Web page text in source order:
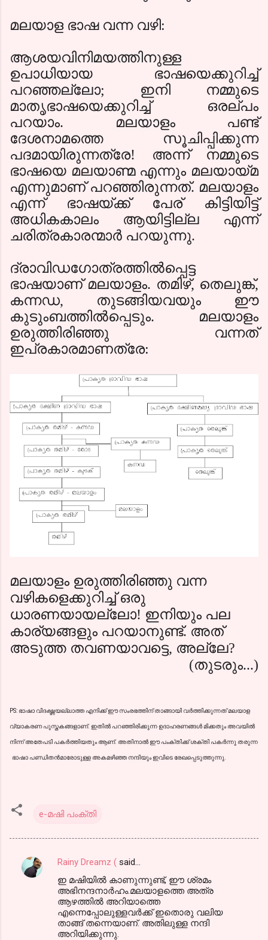
മലയാള ഭാഷ വന്ന വഴി:
ആശയവിനിമയത്തിനുള്ള
ഉപാധിയായ ഭാഷയെക്കുറിച്ച്
പറഞ്ഞല്ലോ; ഇനി നമ്മുടെ
മാതൃഭാഷയെക്കുറിച്ച് ഒരല്പം
പറയാം. മലയാളം പണ്ട്
ദേശനാമത്തെ സൂചിപ്പിക്കുന്ന
പദമായിരുന്നത്രേ! അന്ന് നമ്മുടെ
ഭാഷയെ മലയാണ്മ എന്നും മലയായ്മ
എന്നുമാണ് പറഞ്ഞിരുന്നത്. മലയാളം
എന്ന്‍ ഭാഷയ്ക്ക് പേര് കിട്ടിയിട്ട്
അധികകാലം ആയിട്ടില്ല എന്ന്
ചരിത്രകാരന്മാര്‍ പറയുന്നു.
ദ്രാവിഡഗോത്രത്തില്‍പ്പെട്ട
ഭാഷയാണ്‌ മലയാളം. തമിഴ്, തെലുങ്ക്,
കന്നഡ, തുടങ്ങിയവയും ഈ
കുടുംബത്തില്‍പ്പെടും. മലയാളം
ഉരുത്തിരിഞ്ഞു വന്നത്
ഇപ്രകാരമാണത്രേ:
മലയാളം ഉരുത്തിരിഞ്ഞു വന്ന
വഴികളെക്കുറിച്ച് ഒരു
ധാരണയായല്ലോ! ഇനിയും പല
കാര്യങ്ങളും പറയാനുണ്ട്. അത്
അടുത്ത തവണയാവട്ടെ, അല്ലേ?
(തുടരും...)
PS: ഭാഷാ വിദഗ്ദ്ധയല്ലാത്ത എനിക്ക് ഈ സംരഭത്തിന് താങ്ങായി വര്‍ത്തിക്കുന്നത് മലയാള
വ്യാകരണ പുസ്തകങ്ങളാണ്. ഇതില്‍ പറഞ്ഞിരിക്കുന്ന ഉദാഹരണങ്ങള്‍ മിക്കതും അവയില്‍
നിന്ന് അതേപടി പകര്‍ത്തിയതും ആണ്. അതിനാല്‍ ഈ പംക്തിക്ക് ശക്തി പകര്‍ന്നു തരുന്ന
ഭാഷാ പണ്ഡിതന്‍മാരോടുള്ള അകമഴിഞ്ഞ നന്ദിയും ഇവിടെ രേഖപ്പെടുത്തുന്നു.
e-മഷി പംക്തി
C
Rainy Dreamz ( said…
ഇ മഷിയിൽ കാണുന്നുണ്ട്, ഈ ശ്രമം
അഭിനന്ദനാർഹം.മലയാളത്തെ അത്ര
ആഴത്തിൽ അറിയാത്തെ
എന്നെപ്പോലുള്ളവർക്ക് ഇതൊരു വലിയ
താങ്ങ് തന്നെയാണ്. അതിലുള്ള നന്ദി
അറിയിക്കുന്നു.